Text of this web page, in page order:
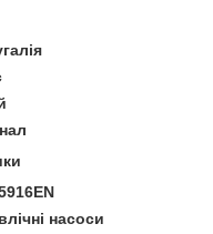
насоси